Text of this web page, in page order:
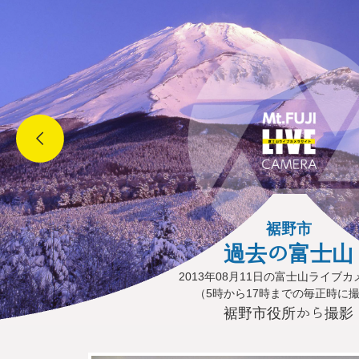
裾野市
過去の富士山
2013年08月11日の富士山ライブカ
（5時から17時までの毎正時に
裾野市役所から撮影